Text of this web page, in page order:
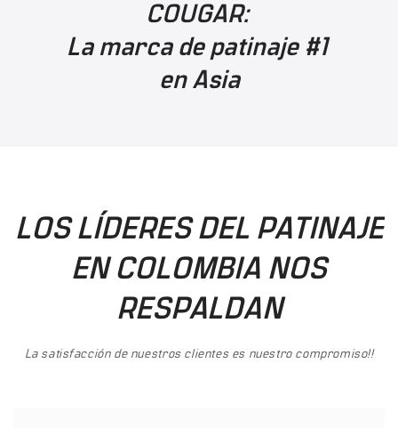
COUGAR:
La marca de patinaje #1
en Asia
LOS LÍDERES DEL PATINAJE
EN COLOMBIA NOS
RESPALDAN
La satisfacción de nuestros clientes es nuestro compromiso!!